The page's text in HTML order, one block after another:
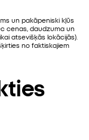
un pakāpeniski kļūs
cenas, daudzuma un
atsevišķās lokācijās).
no faktiskajiem